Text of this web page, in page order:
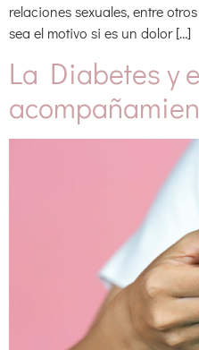
relaciones sexuales, entre
sea el motivo si es un dolor […]
La Diabetes y